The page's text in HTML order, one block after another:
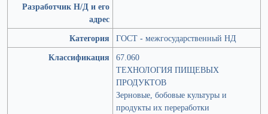
Разработчик Н/Д и его
адрес
Категория
ГОСТ - межгосударственный НД
Классификация
67.060
ТЕХНОЛОГИЯ ПИЩЕВЫХ
ПРОДУКТОВ
Зерновые, бобовые культуры и
продукты их переработки